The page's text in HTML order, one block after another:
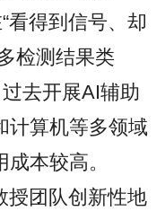
看得到信号、却
检测结果类
去开展AI辅助
计算机等多领域
本较高。
授团队创新性地